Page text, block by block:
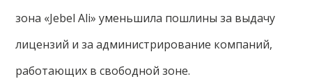
зона «Jebel Ali» уменьшила пошлины за выдачу
лицензий и за администрирование компаний,
работающих в свободной зоне.